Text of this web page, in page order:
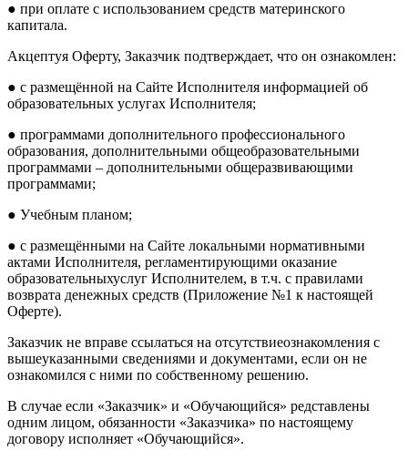
● при оплате с использованием средств материнского
капитала.
Акцептуя Оферту, Заказчик подтверждает, что он ознакомлен:
● с размещённой на Сайте Исполнителя информацией об
образовательных услугах Исполнителя;
● программами дополнительного профессионального
образования, дополнительными общеобразовательными
программами – дополнительными общеразвивающими
программами;
● Учебным планом;
● с размещёнными на Сайте локальными нормативными
актами Исполнителя, регламентирующими оказание
образовательныхуслуг Исполнителем, в т.ч. с правилами
возврата денежных средств (Приложение №1 к настоящей
Оферте).
Заказчик не вправе ссылаться на отсутствиеознакомления с
вышеуказанными сведениями и документами, если он не
ознакомился с ними по собственному решению.
В случае если «Заказчик» и «Обучающийся» редставлены
одним лицом, обязанности «Заказчика» по настоящему
договору исполняет «Обучающийся».